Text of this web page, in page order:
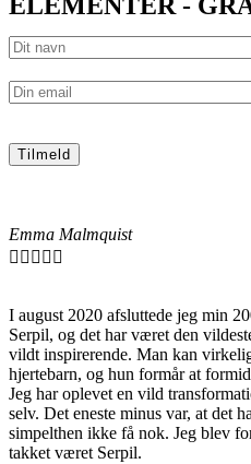
ELEMENTER -
Emma Malmquist
    
I august 2020 afsluttede jeg min
Serpil, og det har været den
vildt inspirerende. Man kan
hjertebarn, og hun formår at
Jeg har oplevet en vild
selv. Det eneste minus var, at det
simpelthen ikke få nok. Jeg blev
takket været Serpil.